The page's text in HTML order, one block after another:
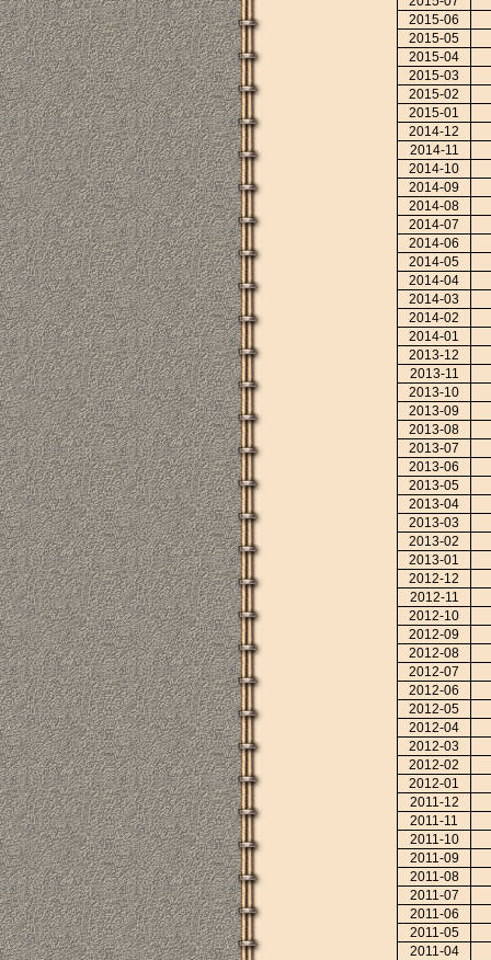
2015-06
2015-05
2015-04
2015-03
2015-02
2015-01
2014-12
2014-11
2014-10
2014-09
2014-08
2014-07
2014-06
2014-05
2014-04
2014-03
2014-02
2014-01
2013-12
2013-11
2013-10
2013-09
2013-08
2013-07
2013-06
2013-05
2013-04
2013-03
2013-02
2013-01
2012-12
2012-11
2012-10
2012-09
2012-08
2012-07
2012-06
2012-05
2012-04
2012-03
2012-02
2012-01
2011-12
2011-11
2011-10
2011-09
2011-08
2011-07
2011-06
2011-05
2011-04